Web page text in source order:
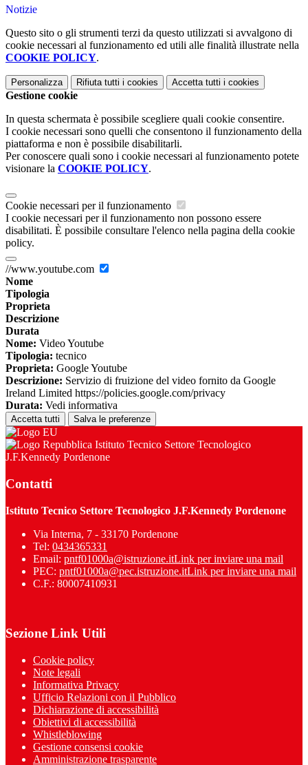
Notizie
Questo sito o gli strumenti terzi da questo utilizzati si avvalgono di
cookie necessari al funzionamento ed utili alle finalità illustrate nella
COOKIE POLICY.
Personalizza Rifiuta tutti i cookies Accetta tutti i cookies
Gestione cookie
In questa schermata è possibile scegliere quali cookie consentire.
I cookie necessari sono quelli che consentono il funzionamento della
piattaforma e non è possibile disabilitarli.
Per conoscere quali sono i cookie necessari al funzionamento potete
visionare la COOKIE POLICY.
Cookie necessari per il funzionamento
I cookie necessari per il funzionamento non possono essere
disabilitati. È possibile consultare l'elenco nella pagina della cookie
policy.
//www.youtube.com
Nome
Tipologia
Proprieta
Descrizione
Durata
Nome: Video Youtube
Tipologia: tecnico
Proprieta: Google Youtube
Descrizione: Servizio di fruizione del video fornito da Google
Ireland Limited https://policies.google.com/privacy
Durata: Vedi informativa
Accetta tutti Salva le preferenze
Istituto Tecnico Settore Tecnologico
J.F.Kennedy Pordenone
Contatti
Istituto Tecnico Settore Tecnologico J.F.Kennedy Pordenone
Via Interna, 7 - 33170 Pordenone
Tel: 0434365331
Email: pntf01000a@istruzione.itLink per inviare una mail
PEC: pntf01000a@pec.istruzione.itLink per inviare una mail
C.F.: 80007410931
Sezione Link Utili
Cookie policy
Note legali
Informativa Privacy
Ufficio Relazioni con il Pubblico
Dichiarazione di accessibilità
Obiettivi di accessibilità
Whistleblowing
Gestione consensi cookie
Amministrazione trasparente